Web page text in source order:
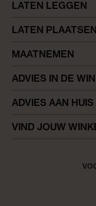
LATEN LEGGEN
LATEN PLAATSEN
MAATNEMEN
ADVIES IN DE
ADVIES AAN HUIS
VIND JOUW